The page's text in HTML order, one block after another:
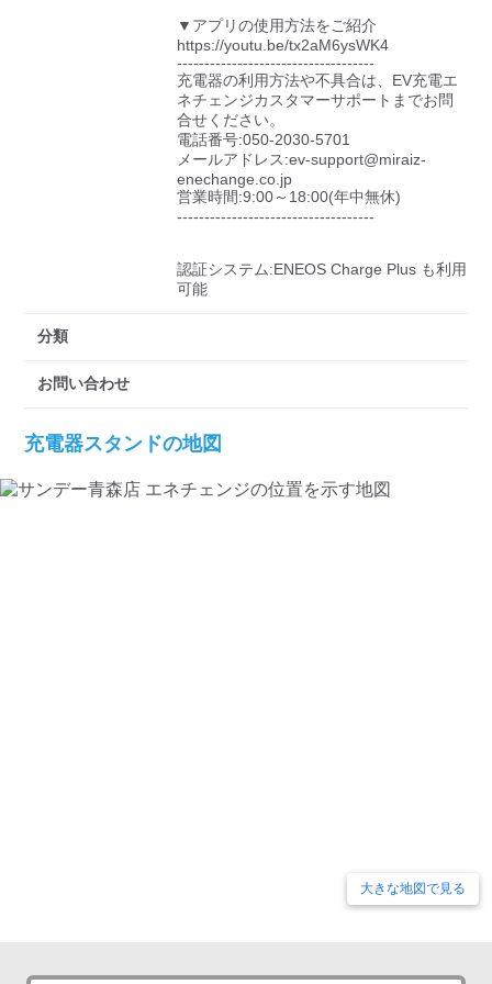
▼アプリの使用方法をご紹介
https://youtu.be/tx2aM6ysWK4
------------------------------------
充電器の利用方法や不具合は、EV充電エ
ネチェンジカスタマーサポートまでお問
合せください。
電話番号:050-2030-5701
メールアドレス:ev-support@miraiz-
enechange.co.jp
営業時間:9:00～18:00(年中無休)
------------------------------------
認証システム:ENEOS Charge Plus も利用
可能
分類
お問い合わせ
充電器スタンドの地図
大きな地図で見る